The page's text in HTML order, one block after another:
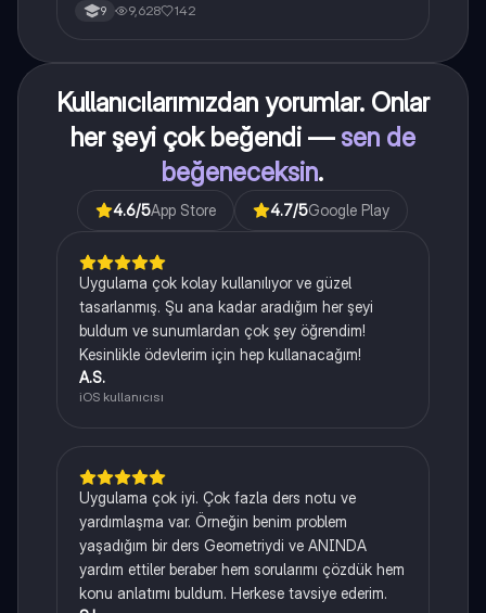
9 9,628 142
Kullanıcılarımızdan yorumlar. Onlar
her şeyi çok beğendi — sen de
beğeneceksin.
4.6/5App Store 4.7/5Google Play
Uygulama çok kolay kullanılıyor ve güzel
tasarlanmış. Şu ana kadar aradığım her şeyi
buldum ve sunumlardan çok şey öğrendim!
Kesinlikle ödevlerim için hep kullanacağım!
A.S.
iOS kullanıcısı
Uygulama çok iyi. Çok fazla ders notu ve
yardımlaşma var. Örneğin benim problem
yaşadığım bir ders Geometriydi ve ANINDA
yardım ettiler beraber hem sorularımı çözdük hem
konu anlatımı buldum. Herkese tavsiye ederim.